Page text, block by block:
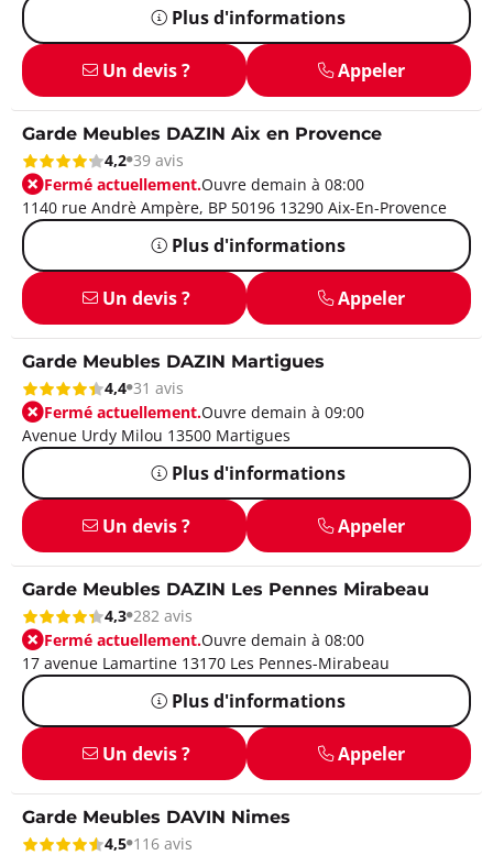
Plus d'informations
Un devis ? Appeler
Garde Meubles DAZIN Aix en Provence
4,2 39 avis
Fermé actuellement.Ouvre demain à 08:00
1140 rue Andrè Ampère, BP 50196 13290 Aix-En-Provence
Plus d'informations
Un devis ? Appeler
Garde Meubles DAZIN Martigues
4,4 31 avis
Fermé actuellement.Ouvre demain à 09:00
Avenue Urdy Milou 13500 Martigues
Plus d'informations
Un devis ? Appeler
Garde Meubles DAZIN Les Pennes Mirabeau
4,3 282 avis
Fermé actuellement.Ouvre demain à 08:00
17 avenue Lamartine 13170 Les Pennes-Mirabeau
Plus d'informations
Un devis ? Appeler
Garde Meubles DAVIN Nimes
4,5 116 avis